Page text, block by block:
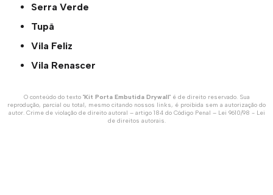
Serra Verde
Tupã
Vila Feliz
Vila Renascer
O conteúdo do texto "Kit Porta Embutida Drywall" é de direito reservado. Sua
reprodução, parcial ou total, mesmo citando nossos links, é proibida sem a autorização do
autor. Crime de violação de direito autoral – artigo 184 do Código Penal – Lei 9610/98 - Lei
de direitos autorais